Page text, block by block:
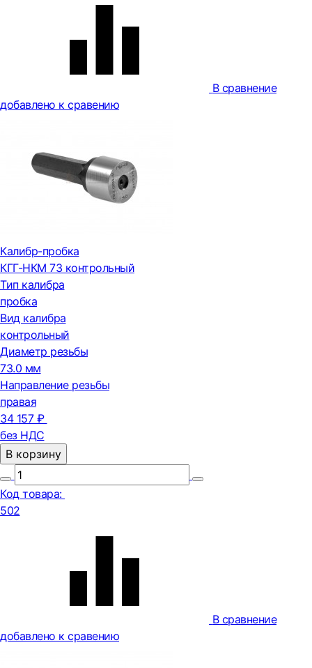
В сравнение
добавлено к сравению
Калибр-пробка
КГГ-НКМ 73 контрольный
Тип калибра
пробка
Вид калибра
контрольный
Диаметр резьбы
73.0 мм
Направление резьбы
правая
34 157 ₽
без НДС
В корзину
Код товара:
502
В сравнение
добавлено к сравению